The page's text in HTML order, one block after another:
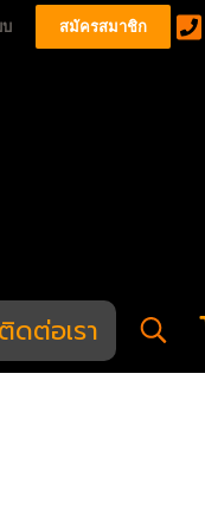
บ สมัครสมาชิก
ติดต่อเรา